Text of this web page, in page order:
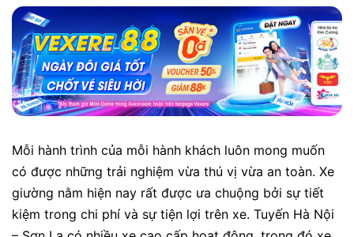
Mỗi hành trình của mỗi hành khách luôn mong muốn
có được những trải nghiệm vừa thú vị vừa an toàn. Xe
giường nằm hiện nay rất được ưa chuộng bởi sự tiết
kiệm trong chi phí và sự tiện lợi trên xe. Tuyến Hà Nội